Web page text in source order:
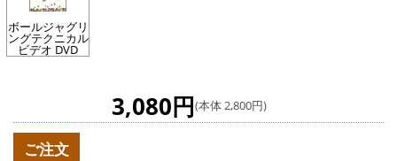
ボールジャグリ
ングテクニカル
ビデオ DVD
3,080円(本体 2,800円)
ご注文